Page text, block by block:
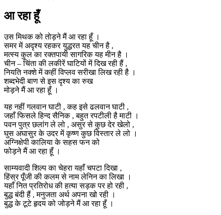
आ रहा हूँ
उस मिथक को तोड़ने मैं आ रहा हूँ ।
समर में अदृश्य रहकर युद्धरत यह चीन है ,
मत्स्य कुल का रक्तपायी सागरिक यह मीन है ।
चीन – चिंता की लकीरें घाटियों में दिख रही हैं ,
नियति नक्शे में कहीं विप्लव सरीखा लिख रही है ।
शब्दभेदी बाण से इस दृश्य का रुख
मोड़ने मैं आ रहा हूँ ।
यह नहीं गलवान घाटी , कह इसे ढलवान घाटी ,
जहाँ फिसले हिन्द सैनिक , बहुत रपटीली है माटी ।
पवन पुत्र छलांग ले लो , असुर से कुछ देर खेलो ,
घुस अघासुर के उदर में कृष्ण कुछ विस्तार ले लो ।
अग्निक्षेपी कालिया के सहस फन को
फोड़ने मैं आ रहा हूँ ।
साम्यवादी शिल्प का चेहरा यहाँ चपटा दिखा ,
हिंस्र पूँजी की कलम से नाम लेनिन का लिखा ।
यहाँ नित प्रतिरोध की हत्या सड़क पर हो रही ,
बुद्ध बंदी हैं , मनुजता अर्थ अपना खो रही ।
बुद्ध के टूटे हृदय को जोड़ने मैं आ रहा हूँ ।